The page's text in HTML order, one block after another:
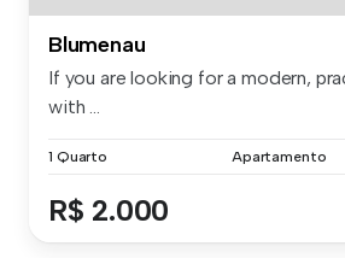
Blumenau
If you are looking for a modern,
with ...
1 Quarto Apartamento
R$ 2.000